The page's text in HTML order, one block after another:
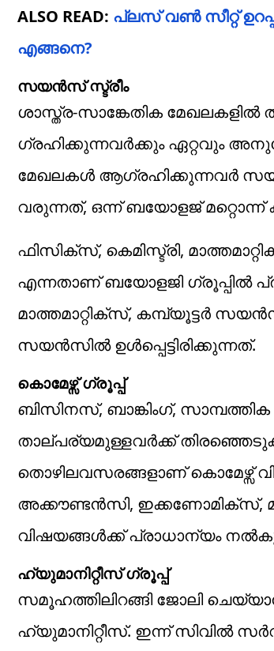
ALSO READ: പ്ലസ് വൺ സീറ്റ്
എങ്ങനെ?
സയൻസ് സ്ട്രീം
ശാസ്ത്ര-സാങ്കേതിക
ഗ്രഹിക്കുന്നവർക്കും ഏറ്റവും
മേഖലകൾ ആ​ഗ്രഹിക്കുന്നവർ
വരുന്നത്, ഒന്ന് ബയോളജ്
ഫിസിക്സ്, കെമിസ്ട്രി,
എന്നതാണ് ബയോളജി ​ഗ്രൂപ്പിൽ
മാത്തമാറ്റിക്സ്, കമ്പ്യൂട്ടർ
സയൻസിൽ ഉൾപ്പെട്ടിരിക്കുന്നത്.
കൊമേഴ്സ് ​ഗ്രൂപ്പ്
ബിസിനസ്, ബാങ്കിംഗ്,
താല്പര്യമുള്ളവർക്ക്
തൊഴിലവസരങ്ങളാണ് കൊമേഴ്സ്
അക്കൗണ്ടൻസി, ഇക്കണോമിക്സ്,
വിഷയങ്ങൾക്ക് പ്രാധാന്യം
ഹ്യുമാനിറ്റീസ് ​ഗ്രൂപ്പ്
സമൂഹത്തിലിറങ്ങി ജോലി
ഹ്യുമാനിറ്റീസ്. ഇന്ന് സിവിൽ